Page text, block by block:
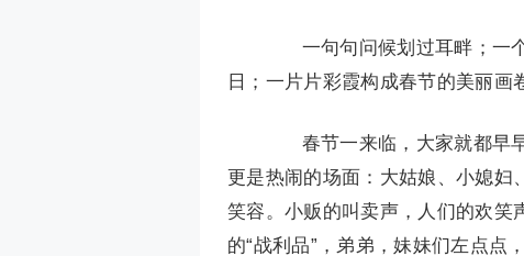
一句句问候划过耳畔；一个
日；一片片彩霞构成春节的美丽画
春节一来临，大家就都早早
更是热闹的场面：大姑娘、小媳妇
笑容。小贩的叫卖声，人们的欢笑
的“战利品”，弟弟，妹妹们左点点